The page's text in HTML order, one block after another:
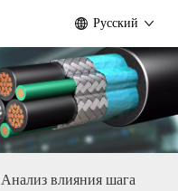
Pусский
Анализ влияния шага